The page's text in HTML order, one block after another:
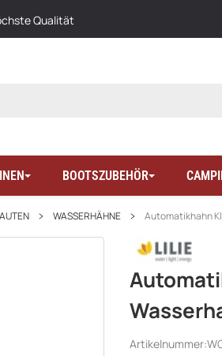
Qualität
BOOTSZUBEHÖR
WASSERHÄHNE Automatikhahn
Artikelnummer: